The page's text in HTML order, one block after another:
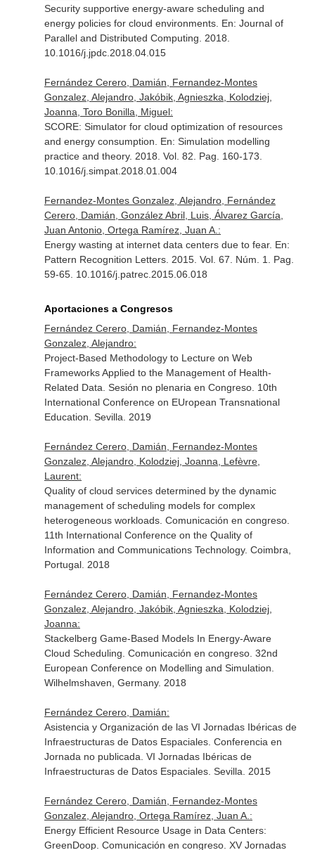
Security supportive energy-aware scheduling and
energy policies for cloud environments. En: Journal of
Parallel and Distributed Computing . 2018.
10.1016/j.jpdc.2018.04.015
Fernández Cerero, Damián, Fernandez-Montes
Gonzalez, Alejandro, Jakóbik, Agnieszka, Kolodziej,
Joanna, Toro Bonilla, Miguel:
SCORE: Simulator for cloud optimization of resources
and energy consumption. En: Simulation modelling
practice and theory. 2018. Vol. 82. Pag. 160-173.
10.1016/j.simpat.2018.01.004
Fernandez-Montes Gonzalez, Alejandro, Fernández
Cerero, Damián, González Abril, Luis, Álvarez García,
Juan Antonio, Ortega Ramírez, Juan A.:
Energy wasting at internet data centers due to fear. En:
Pattern Recognition Letters. 2015. Vol. 67. Núm. 1. Pag.
59-65. 10.1016/j.patrec.2015.06.018
Aportaciones a Congresos
Fernández Cerero, Damián, Fernandez-Montes
Gonzalez, Alejandro:
Project-Based Methodology to Lecture on Web
Frameworks Applied to the Management of Health-
Related Data. Sesión no plenaria en Congreso. 10th
International Conference on EUropean Transnational
Education. Sevilla. 2019
Fernández Cerero, Damián, Fernandez-Montes
Gonzalez, Alejandro, Kolodziej, Joanna, Lefèvre,
Laurent:
Quality of cloud services determined by the dynamic
management of scheduling models for complex
heterogeneous workloads. Comunicación en congreso.
11th International Conference on the Quality of
Information and Communications Technology. Coimbra,
Portugal. 2018
Fernández Cerero, Damián, Fernandez-Montes
Gonzalez, Alejandro, Jakóbik, Agnieszka, Kolodziej,
Joanna:
Stackelberg Game-Based Models In Energy-Aware
Cloud Scheduling. Comunicación en congreso. 32nd
European Conference on Modelling and Simulation.
Wilhelmshaven, Germany. 2018
Fernández Cerero, Damián:
Asistencia y Organización de las VI Jornadas Ibéricas de
Infraestructuras de Datos Espaciales. Conferencia en
Jornada no publicada. VI Jornadas Ibéricas de
Infraestructuras de Datos Espaciales. Sevilla. 2015
Fernández Cerero, Damián, Fernandez-Montes
Gonzalez, Alejandro, Ortega Ramírez, Juan A.:
Energy Efficient Resource Usage in Data Centers:
GreenDoop. Comunicación en congreso. XV Jornadas